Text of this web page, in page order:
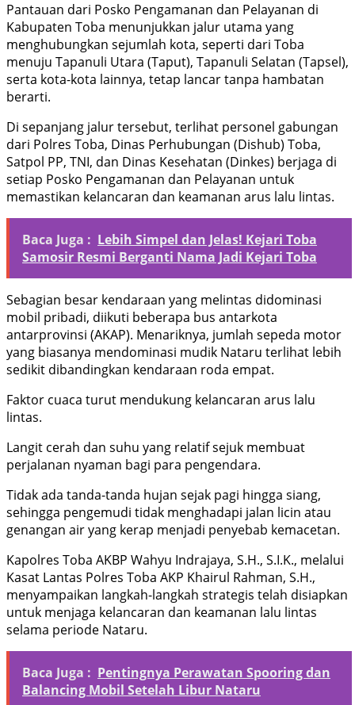
Pantauan dari Posko Pengamanan dan Pelayanan di
Kabupaten Toba menunjukkan jalur utama yang
menghubungkan sejumlah kota, seperti dari Toba
menuju Tapanuli Utara (Taput), Tapanuli Selatan (Tapsel),
serta kota-kota lainnya, tetap lancar tanpa hambatan
berarti.
Di sepanjang jalur tersebut, terlihat personel gabungan
dari Polres Toba, Dinas Perhubungan (Dishub) Toba,
Satpol PP, TNI, dan Dinas Kesehatan (Dinkes) berjaga di
setiap Posko Pengamanan dan Pelayanan untuk
memastikan kelancaran dan keamanan arus lalu lintas.
Baca Juga : Lebih Simpel dan Jelas! Kejari Toba
Samosir Resmi Berganti Nama Jadi Kejari Toba
Sebagian besar kendaraan yang melintas didominasi
mobil pribadi, diikuti beberapa bus antarkota
antarprovinsi (AKAP). Menariknya, jumlah sepeda motor
yang biasanya mendominasi mudik Nataru terlihat lebih
sedikit dibandingkan kendaraan roda empat.
Faktor cuaca turut mendukung kelancaran arus lalu
lintas.
Langit cerah dan suhu yang relatif sejuk membuat
perjalanan nyaman bagi para pengendara.
Tidak ada tanda-tanda hujan sejak pagi hingga siang,
sehingga pengemudi tidak menghadapi jalan licin atau
genangan air yang kerap menjadi penyebab kemacetan.
Kapolres Toba AKBP Wahyu Indrajaya, S.H., S.I.K., melalui
Kasat Lantas Polres Toba AKP Khairul Rahman, S.H.,
menyampaikan langkah-langkah strategis telah disiapkan
untuk menjaga kelancaran dan keamanan lalu lintas
selama periode Nataru.
Baca Juga : Pentingnya Perawatan Spooring dan
Balancing Mobil Setelah Libur Nataru